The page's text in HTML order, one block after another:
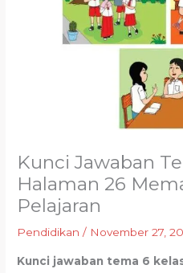
Kunci Jawaban
Halaman 26
Pelajaran
Pendidikan / November 27,
Kunci jawaban tema 6